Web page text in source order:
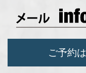
ご予約